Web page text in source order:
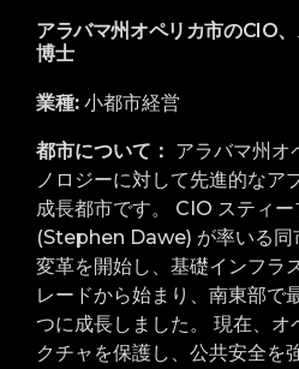
アラバマ州オペリカ市のCIO
博士
業種: 小都市経営
都市について： アラバマ州オ
ノロジーに対して先進的なア
成長都市です。 CIO スティー
(Stephen Dawe) が率いる同
変革を開始し、基礎インフラ
レードから始まり、南東部で
つに成長しました。 現在、オ
クチャを保護し、公共安全を